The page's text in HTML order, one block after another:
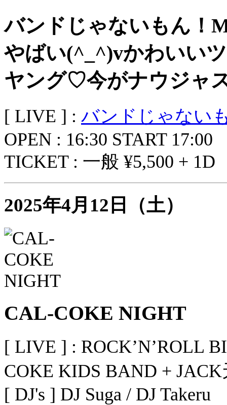
バンドじゃないもん！
やばい(^_^)vかわいい
ヤング♡今がナウジャ
[ LIVE ] : バンドじゃない
OPEN : 16:30 START 17:00
TICKET : 一般 ¥5,500 + 1D
2025年4月12日（土）
CAL-COKE NIGHT
[ LIVE ] : ROCK’N’ROLL
COKE KIDS BAND +
[ DJ's ] DJ Suga / DJ Takeru